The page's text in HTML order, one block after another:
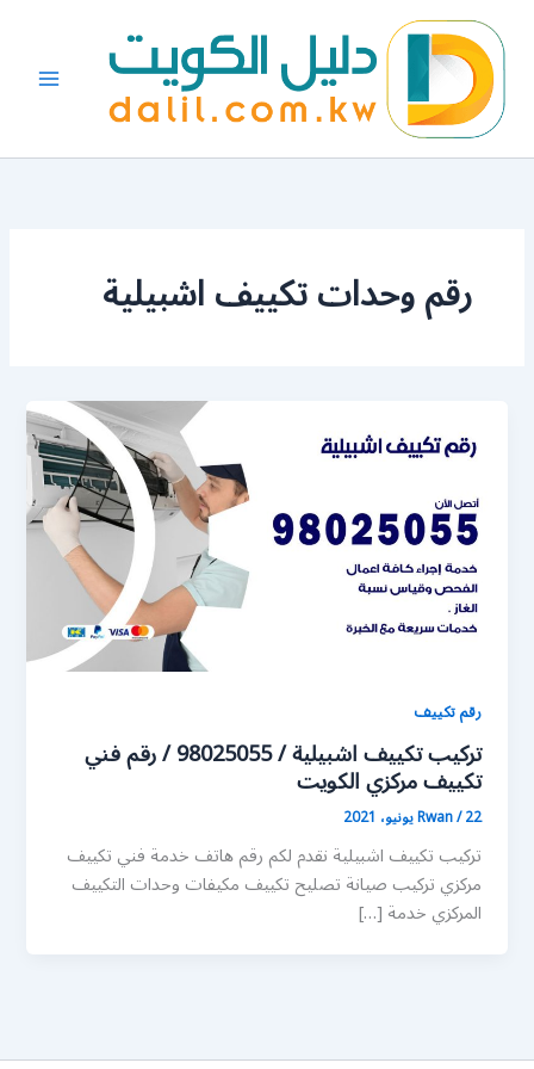
المحتوى
رقم وحدات تكييف اشبيلية
رقم تكييف
تركيب تكييف اشبيلية / 98025055 / رقم فني
تكييف مركزي الكويت
Rwan/22 يونيو، 2021
تركيب تكييف اشبيلية نقدم لكم رقم هاتف خدمة فني تكييف
مركزي تركيب صيانة تصليح تكييف مكيفات وحدات التكييف
المركزي خدمة […]